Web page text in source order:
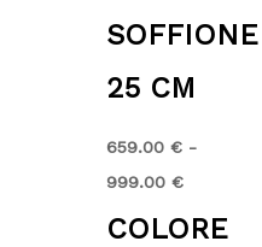
SOFFIONE
25 CM
659.00 € -
999.00 €
COLORE